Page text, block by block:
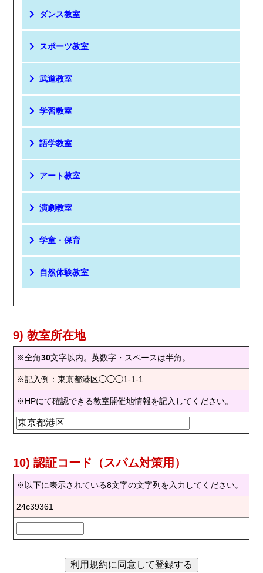
ダンス教室
スポーツ教室
武道教室
学習教室
語学教室
アート教室
演劇教室
学童・保育
自然体験教室
9) 教室所在地
※全角30文字以内。英数字・スペースは半角。
※記入例：東京都港区◯◯◯1-1-1
※HPにて確認できる教室開催地情報を記入してください。
10) 認証コード（スパム対策用）
※以下に表示されている8文字の文字列を入力してください。
24c39361